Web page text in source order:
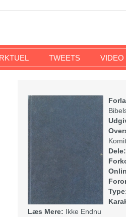
TWEETS VIDEO
Dele:
Læs Mere: Ikke Endnu